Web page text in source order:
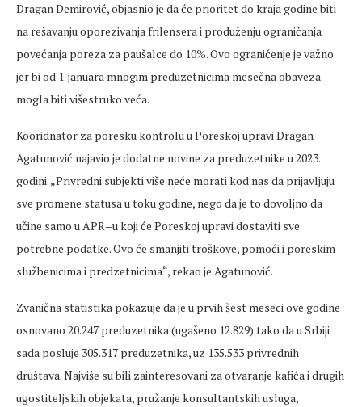
Dragan Demirović, objasnio je da će prioritet do kraja godine biti
na rešavanju oporezivanja frilensera i produženju ograničanja
povećanja poreza za paušalce do 10%. Ovo ograničenje je važno
jer bi od 1. januara mnogim preduzetnicima mesečna obaveza
mogla biti višestruko veća.
Kooridnator za poresku kontrolu u Poreskoj upravi Dragan
Agatunović najavio je dodatne novine za preduzetnike u 2023.
godini. „Privredni subjekti više neće morati kod nas da prijavljuju
sve promene statusa u toku godine, nego da je to dovoljno da
učine samo u APR–u koji će Poreskoj upravi dostaviti sve
potrebne podatke. Ovo će smanjiti troškove, pomoći i poreskim
službenicima i predzetnicima“, rekao je Agatunović.
Zvanična statistika pokazuje da je u prvih šest meseci ove godine
osnovano 20.247 preduzetnika (ugašeno 12.829) tako da u Srbiji
sada posluje 305.317 preduzetnika, uz 135.533 privrednih
društava. Najviše su bili zainteresovani za otvaranje kafića i drugih
ugostiteljskih objekata, pružanje konsultantskih usluga,